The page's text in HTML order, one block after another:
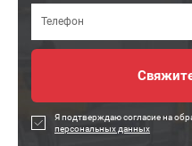
Я подтверждаю согласие на
персональных данных